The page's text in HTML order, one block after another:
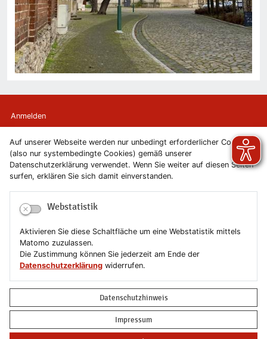
Auf unserer Webseite werden nur unbedingt erforderlicher Cookies
(also nur systembedingte Cookies) gemäß unserer
Datenschutzerklärung verwendet. Wenn Sie weiter auf diesen Seiten
surfen, erklären Sie sich damit einverstanden.
Webstatistik
Aktivieren Sie diese Schaltfläche um eine Webstatistik mittels
Matomo zuzulassen.
Die Zustimmung können Sie jederzeit am Ende der
Datenschutzerklärung widerrufen.
Datenschutzhinweis
Impressum
Anmelden
Kontakt
Newsletter
Datenschutzerklärung
Sitemap